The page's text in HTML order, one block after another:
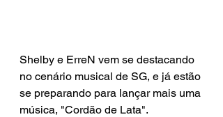
Shelby e ErreN vem se destacando
no cenário musical de SG, e já estão
se preparando para lançar mais uma
música, "Cordão de Lata".